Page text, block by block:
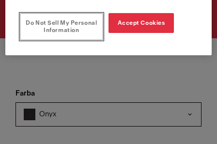
Farba
Onyx
Do Not Sell My Personal
Information
Accept Cookies